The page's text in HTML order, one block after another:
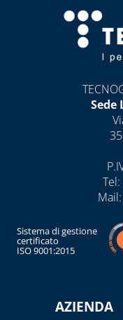
DI
E
Sede
Tel:
Mail:
Sistema di gestione
certificato
ISO 9001:2015
AZIENDA